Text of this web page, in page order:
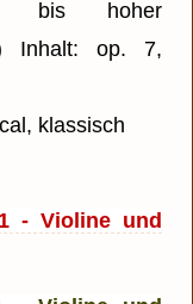
bis hoher
Inhalt: op. 7,
klassisch
- Violine und